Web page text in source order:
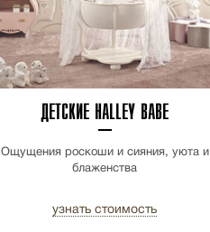
ДЕТСКИЕ HALLEY BABE
Ощущения роскоши и сияния, уюта и
блаженства
узнать стоимость